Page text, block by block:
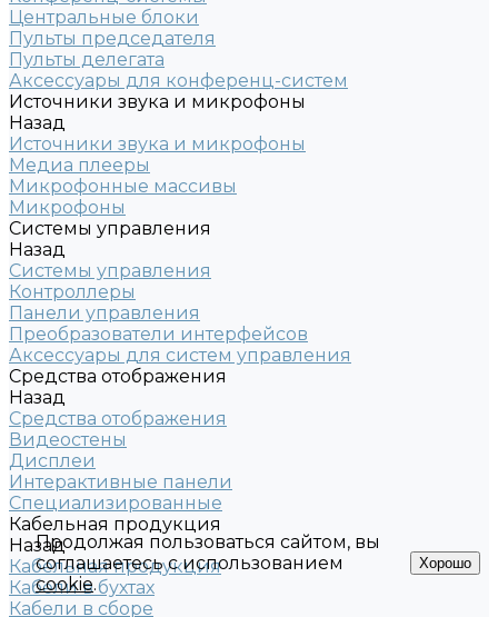
Центральные блоки
Пульты председателя
Пульты делегата
Аксессуары для конференц-систем
Источники звука и микрофоны
Назад
Источники звука и микрофоны
Медиа плееры
Микрофонные массивы
Микрофоны
Системы управления
Назад
Системы управления
Контроллеры
Панели управления
Преобразователи интерфейсов
Аксессуары для систем управления
Средства отображения
Назад
Средства отображения
Видеостены
Дисплеи
Интерактивные панели
Специализированные
Кабельная продукция
Назад
Кабельная продукция
Кабели в бухтах
Кабели в сборе
Продолжая пользоваться сайтом, вы
соглашаетесь с использованием
cookie.
Хорошо